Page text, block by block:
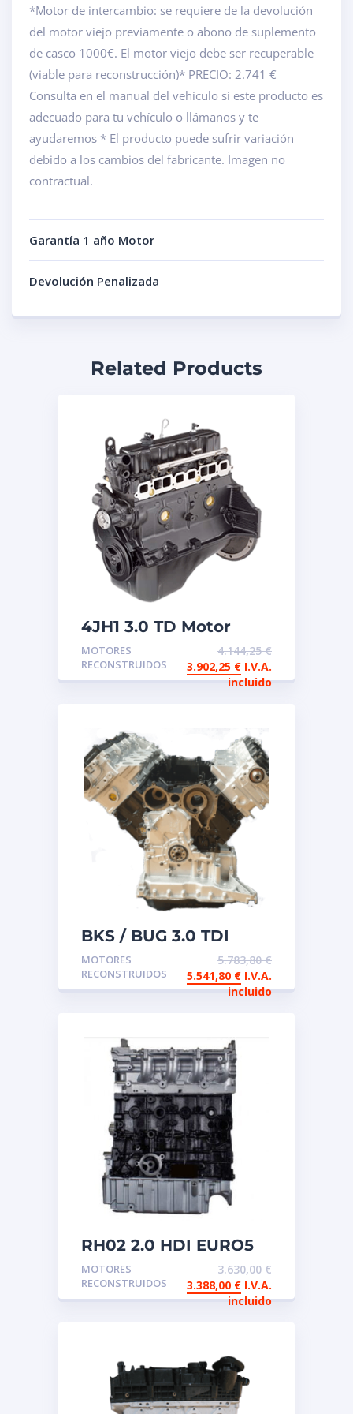
*Motor de intercambio: se requiere de la devolución
del motor viejo previamente o abono de suplemento
de casco 1000€. El motor viejo debe ser recuperable
(viable para reconstrucción)* PRECIO: 2.741 €
Consulta en el manual del vehículo si este producto es
adecuado para tu vehículo o llámanos y te
ayudaremos * El producto puede sufrir variación
debido a los cambios del fabricante. Imagen no
contractual.
Garantía 1 año Motor
Devolución Penalizada
Related Products
4JH1 3.0 TD Motor
reconstruido de
intercambio Isuzu
MOTORES
RECONSTRUIDOS
4.144,25€
3.902,25 € I.V.A.
incluido
BKS / BUG 3.0 TDI
Motor de intercambio
reconstruido
MOTORES
RECONSTRUIDOS
5.783,80€
5.541,80 € I.V.A.
incluido
RH02 2.0 HDI EURO5
Motor reconstruido de
intercambio
MOTORES
RECONSTRUIDOS
3.630,00€
3.388,00 € I.V.A.
incluido